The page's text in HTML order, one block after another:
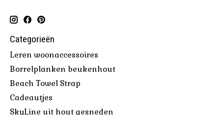
Categorieën
Leren woonaccessoires
Borrelplanken beukenhout
Beach Towel Strap
Cadeautjes
SkyLine uit hout gesneden